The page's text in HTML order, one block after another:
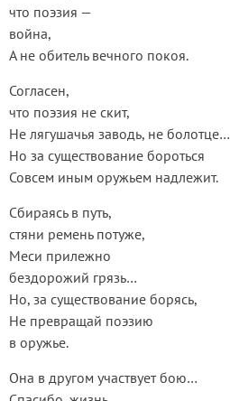
что поэзия —
война,
А не обитель вечного покоя.
Согласен,
что поэзия не скит,
Не лягушачья заводь, не болотце…
Но за существование бороться
Совсем иным оружьем надлежит.
Сбираясь в путь,
стяни ремень потуже,
Меси прилежно
бездорожий грязь…
Но, за существование борясь,
Не превращай поэзию
в оружье.
Она в другом участвует бою…